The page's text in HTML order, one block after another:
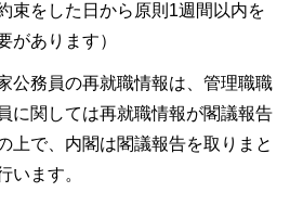
束をした日から原則1週間以内を
があります）
公務員の再就職情報は、管理職職
に関しては再就職情報が閣議報告
上で、内閣は閣議報告を取りまと
います。